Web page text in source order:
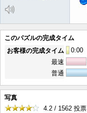
このパズルの完成タイム
お客様の完成タイム
0:00
最速
普通
写真
4.2 / 1562 投票